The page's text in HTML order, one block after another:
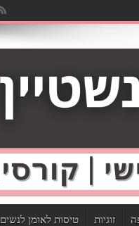
זוגיות טיסות לאומן לנשים